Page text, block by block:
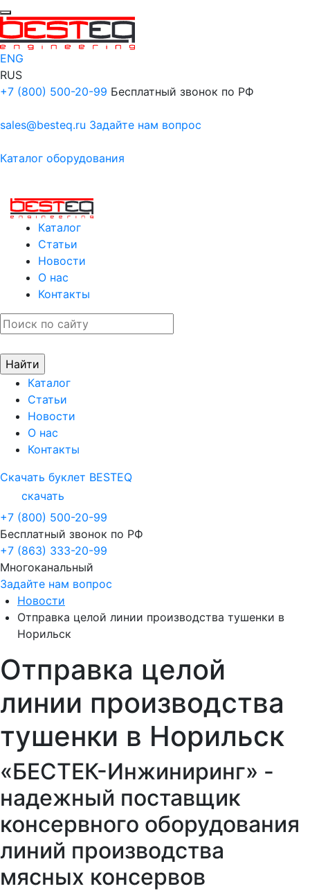
ENG
RUS
+7 (800) 500-20-99 Бесплатный звонок по РФ
sales@besteq.ru Задайте нам вопрос
Каталог оборудования
Каталог
Статьи
Новости
О нас
Контакты
Каталог
Статьи
Новости
О нас
Контакты
Скачать буклет BESTEQ
скачать
+7 (800) 500-20-99
Бесплатный звонок по РФ
+7 (863) 333-20-99
Многоканальный
Задайте нам вопрос
Новости
Отправка целой линии производства тушенки в
Норильск
Отправка целой
линии производства
тушенки в Норильск
«БЕСТЕК-Инжиниринг» -
надежный поставщик
консервного оборудования
линий производства
мясных консервов